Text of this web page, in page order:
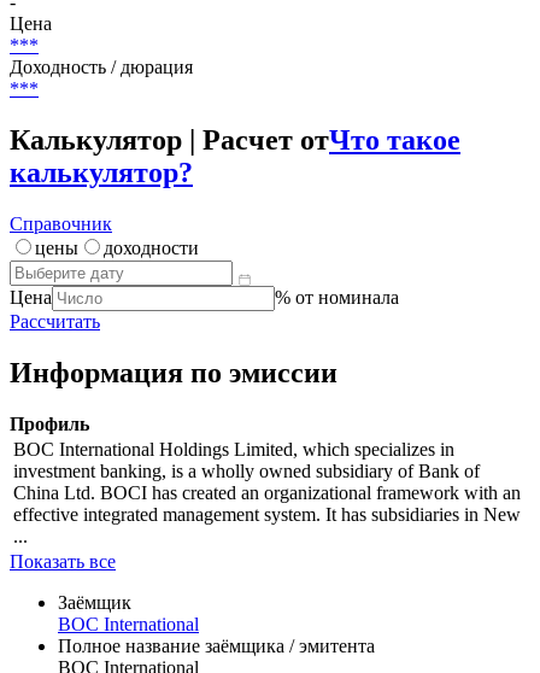
Страна риска
Китай
Текущий купон
-
***
Доходность / дюрация
***
Калькулятор | Расчет от
калькулятор?
Справочник
цены
Цена
% от номинала
Информация по эмиссии
Профиль
BOC International Holdings Limited, which specializes in
investment banking, is a wholly owned subsidiary of Bank of
China Ltd. BOCI has created an organizational framework with an
effective integrated management system. It has subsidiaries in New
Показать все